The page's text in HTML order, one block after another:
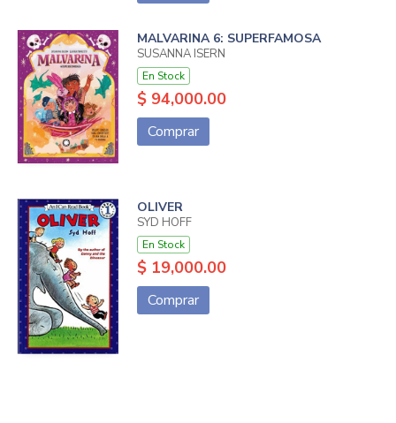
MALVARINA 6: SUPERFAMOSA
SUSANNA ISERN
En Stock
$ 94,000.00
Comprar
OLIVER
SYD HOFF
En Stock
$ 19,000.00
Comprar